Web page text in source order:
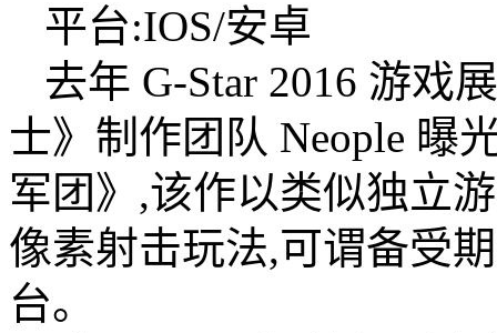
平台:IOS/安卓
去年 G-Star 2016 游戏
士》制作团队 Neople 曝
军团》,该作以类似独立
像素射击玩法,可谓备受
台。